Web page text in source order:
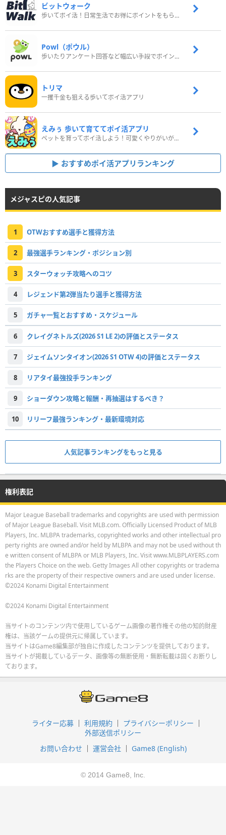
ビットウォーク
歩いてポイ活！日常生活でお得にポイントをもらおう
Powl（ポウル）
歩いたりアンケート回答など幅広い手段でポイントをゲット
トリマ
一攫千金も狙える歩いてポイ活アプリ
えみぅ 歩いて育ててポイ活アプリ
ペットを育ってポイ活しよう！可愛くやりがいがある新感覚アプリ
おすすめポイ活アプリランキング
メジャスピの人気記事
1 OTWおすすめ選手と獲得方法
2 最強選手ランキング・ポジション別
3 スターウォッチ攻略へのコツ
4 レジェンド第2弾当たり選手と獲得方法
5 ガチャ一覧とおすすめ・スケジュール
6 クレイグネトルズ(2026 S1 LE 2)の評価とステータス
7 ジェイムソンタイオン(2026 S1 OTW 4)の評価とステータス
8 リアタイ最強投手ランキング
9 ショーダウン攻略と報酬・再抽選はするべき？
10 リリーフ最強ランキング・最新環境対応
人気記事ランキングをもっと見る
権利表記
Major League Baseball trademarks and copyrights are used with permission
of Major League Baseball. Visit MLB.com. Officially Licensed Product of MLB
Players, Inc. MLBPA trademarks, copyrighted works and other intellectual pro
perty rights are owned and/or held by MLBPA and may not be used without th
e written consent of MLBPA or MLB Players, Inc. Visit www.MLBPLAYERS.com
the Players Choice on the web. Getty Images All other copyrights or tradema
rks are the property of their respective owners and are used under license.
©2024 Konami Digital Entertainment
©2024 Konami Digital Entertainment
当サイトのコンテンツ内で使用しているゲーム画像の著作権その他の知的財産
権は、当該ゲームの提供元に帰属しています。
当サイトはGame8編集部が独自に作成したコンテンツを提供しております。
当サイトが掲載しているデータ、画像等の無断使用・無断転載は固くお断りし
ております。
ライター応募 利用規約
プライバシーポリシー
外部送信ポリシー
お問い合わせ
運営会社 Game8 (English)
© 2014 Game8, Inc.